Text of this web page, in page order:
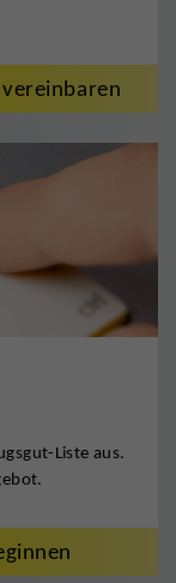
Liste aus.